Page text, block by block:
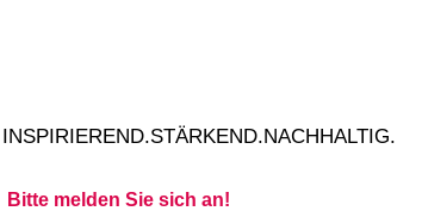
INSPIRIEREND.STÄRKEND.NACHHALTIG.
Bitte melden Sie sich an!